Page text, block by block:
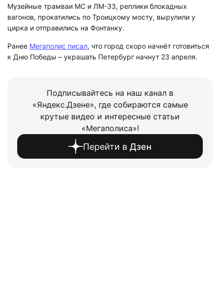
Музейные трамваи МС и ЛМ-33, реплики блокадных
вагонов, прокатились по Троицкому мосту, вырулили у
цирка и отправились на Фонтанку.
Ранее Мегаполис писал, что город скоро начнёт готовиться
к Дню Победы – украшать Петербург начнут 23 апреля.
Подписывайтесь на наш канал в
«Яндекс.Дзене», где собираются самые
крутые видео и интересные статьи
«Мегаполиса»!
Перейти в Дзен